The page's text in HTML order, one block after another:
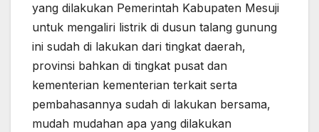
yang dilakukan Pemerintah Kabupaten Mesuji
untuk mengaliri listrik di dusun talang gunung
ini sudah di lakukan dari tingkat daerah,
provinsi bahkan di tingkat pusat dan
kementerian kementerian terkait serta
pembahasannya sudah di lakukan bersama,
mudah mudahan apa yang dilakukan